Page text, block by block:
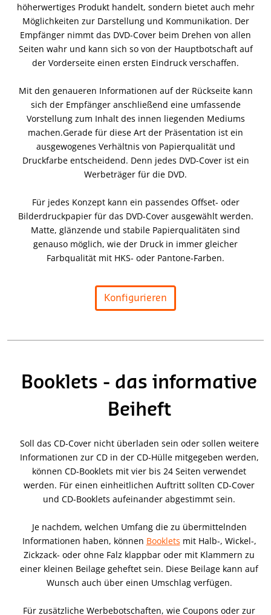
höherwertiges Produkt handelt, sondern bietet auch mehr
Möglichkeiten zur Darstellung und Kommunikation. Der
Empfänger nimmt das DVD-Cover beim Drehen von allen
Seiten wahr und kann sich so von der Hauptbotschaft auf
der Vorderseite einen ersten Eindruck verschaffen.
Mit den genaueren Informationen auf der Rückseite kann
sich der Empfänger anschließend eine umfassende
Vorstellung zum Inhalt des innen liegenden Mediums
machen.Gerade für diese Art der Präsentation ist ein
ausgewogenes Verhältnis von Papierqualität und
Druckfarbe entscheidend. Denn jedes DVD-Cover ist ein
Werbeträger für die DVD.
Für jedes Konzept kann ein passendes Offset- oder
Bilderdruckpapier für das DVD-Cover ausgewählt werden.
Matte, glänzende und stabile Papierqualitäten sind
genauso möglich, wie der Druck in immer gleicher
Farbqualität mit HKS- oder Pantone-Farben.
Konfigurieren
Booklets - das informative
Beiheft
Soll das CD-Cover nicht überladen sein oder sollen weitere
Informationen zur CD in der CD-Hülle mitgegeben werden,
können CD-Booklets mit vier bis 24 Seiten verwendet
werden. Für einen einheitlichen Auftritt sollten CD-Cover
und CD-Booklets aufeinander abgestimmt sein.
Je nachdem, welchen Umfang die zu übermittelnden
Informationen haben, können Booklets mit Halb-, Wickel-,
Zickzack- oder ohne Falz klappbar oder mit Klammern zu
einer kleinen Beilage geheftet sein. Diese Beilage kann auf
Wunsch auch über einen Umschlag verfügen.
Für zusätzliche Werbebotschaften, wie Coupons oder zur